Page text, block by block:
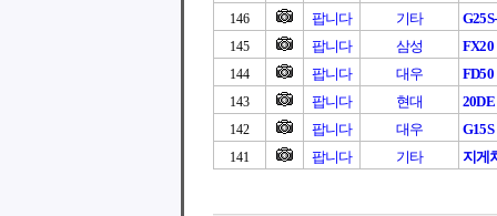
146 팝니다 기타
145 팝니다 삼성 FX20
144 팝니다 대우 FD50
143 팝니다 현대 20DE
142 팝니다 대우 G15S
141 팝니다 기타 지게